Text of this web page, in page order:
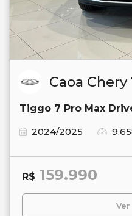
Caoa Chery
Tiggo 7 Pro Max
2024/2025
R$ 159.990